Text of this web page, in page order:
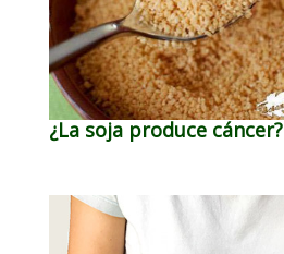
¿La soja produce cáncer?